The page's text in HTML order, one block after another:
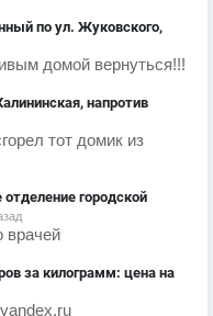
по ул. Жуковского,
домой вернуться!!!
напротив
тот домик из
городской
врачей
за килограмм: цена на